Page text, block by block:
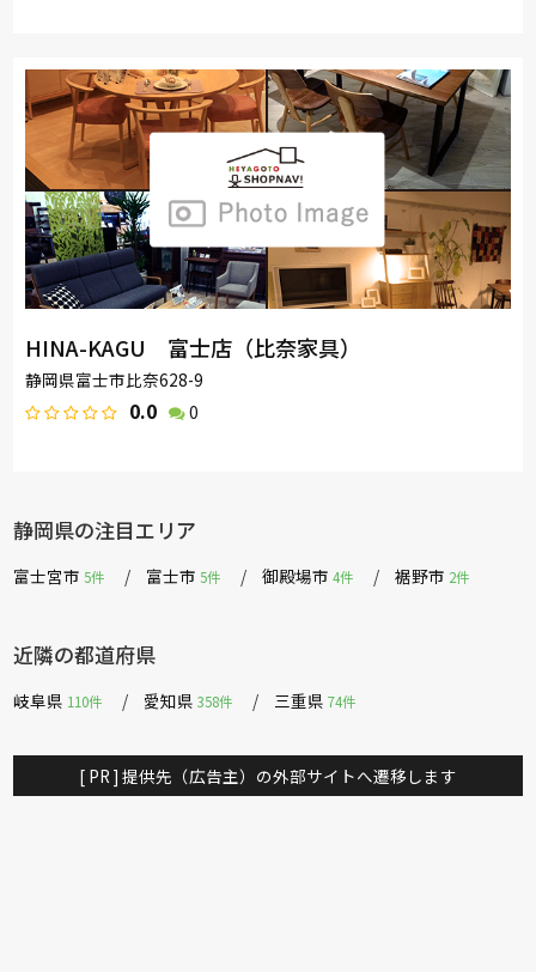
HINA-KAGU 富士店（比奈家具）
静岡県富士市比奈628-9
0.0 0
静岡県の注目エリア
富士宮市5件 富士市5件 御殿場市4件 裾野市 2件
近隣の都道府県
岐阜県 110件 愛知県358件 三重県74件
[ PR ] 提供先（広告主）の外部サイトへ遷移します